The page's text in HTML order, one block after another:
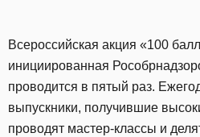
Всероссийская акция «100
инициированная
проводится в пятый раз.
выпускники, получившие
проводят мастер-классы и